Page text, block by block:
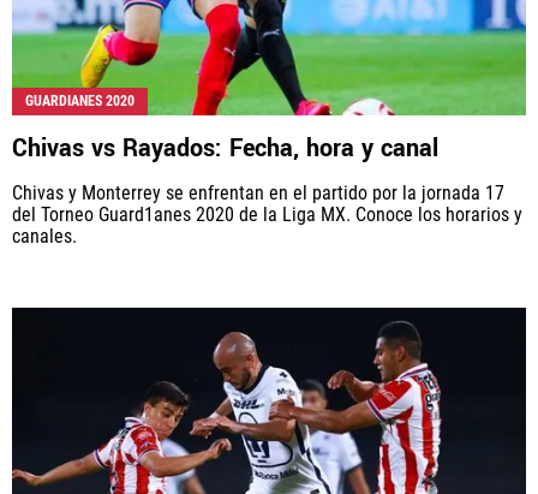
GUARDIANES 2020
Chivas vs Rayados: Fecha, hora y canal
Chivas y Monterrey se enfrentan en el partido por la jornada 17
del Torneo Guard1anes 2020 de la Liga MX. Conoce los horarios y
canales.